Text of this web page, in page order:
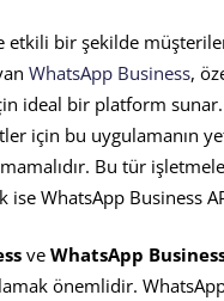
etkili bir şekilde
WhatsApp Business,
ideal bir platform
için bu uygulamanın
Bu tür
ise WhatsApp Business
ve WhatsApp
önemlidir.